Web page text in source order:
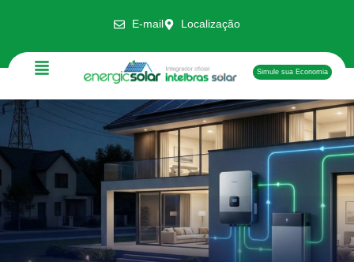
E-mail Localização
Simule sua Economia